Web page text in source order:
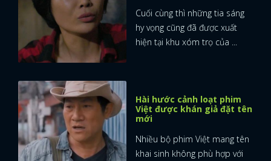
Cuối cùng thì những tia sáng
hy vọng cũng đã được xuất
hiện tại khu xóm trọ của ...
Hài hước cảnh loạt phim
Việt được khán giả đặt tên
mới
Nhiều bộ phim Việt mang tên
khai sinh không phù hợp với